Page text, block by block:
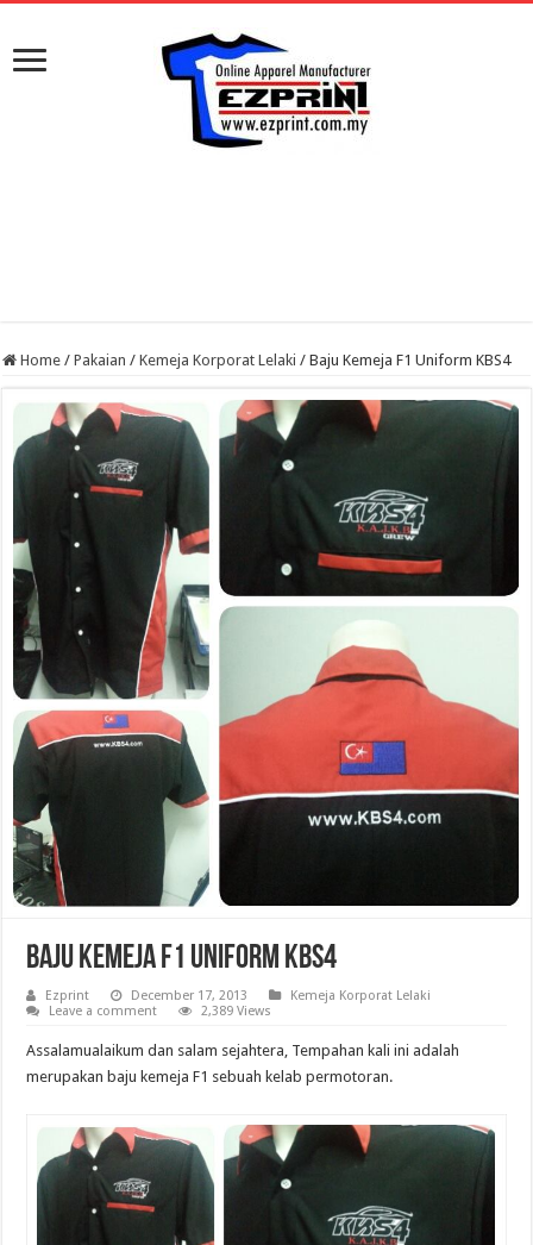
Home / Pakaian / Kemeja Korporat Lelaki / Baju Kemeja F1 Uniform KBS4
Baju Kemeja F1 Uniform KBS4
Ezprint December 17, 2013
Kemeja Korporat Lelaki
Leave a comment
2,389 Views
Assalamualaikum dan salam sejahtera, Tempahan kali ini adalah
merupakan baju kemeja F1 sebuah kelab permotoran.